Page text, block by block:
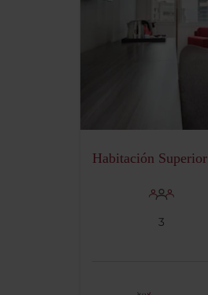
Habitación Superior
3